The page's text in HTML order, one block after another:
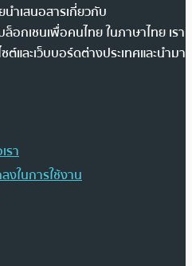
ำเสนอสารเกี่ยวกับ
อกเชนเพื่อคนไทย ในภาษาไทย เรา
และเว็บบอร์ดต่างประเทศและนำมา
รา
งในการใช้งาน